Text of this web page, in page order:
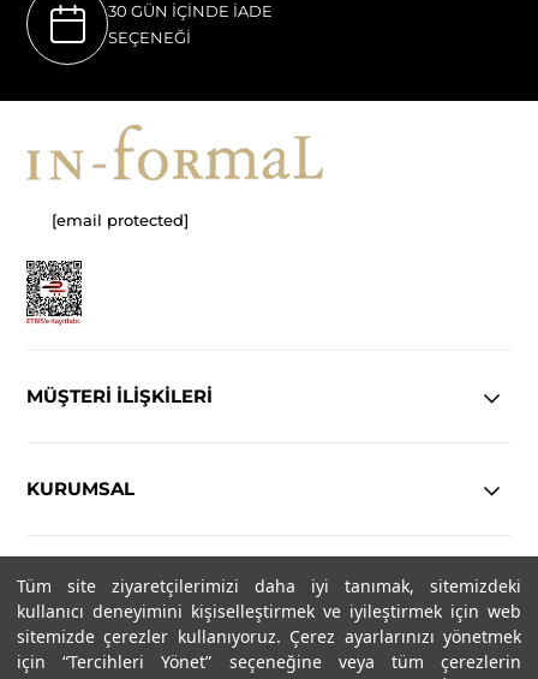
Tüm site ziyaretçilerimizi daha iyi tanımak, sitemizdeki
kullanıcı deneyimini kişiselleştirmek ve iyileştirmek için web
sitemizde çerezler kullanıyoruz. Çerez ayarlarınızı yönetmek
için “Tercihleri Yönet” seçeneğine veya tüm çerezlerin
30 GÜN İÇİNDE İADE
SEÇENEĞİ
[email protected]
MÜŞTERİ İLİŞKİLERİ
KURUMSAL
YASAL
Copyright© 2025 IN-FORMAL Tüm hakları saklıdır.